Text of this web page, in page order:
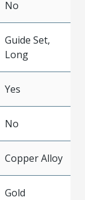
No
Guide Set,
Long
Yes
No
Copper Alloy
Gold